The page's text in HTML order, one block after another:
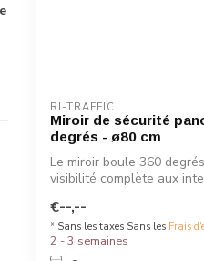
RI-TRAFFIC
Miroir de sécurité
degrés - ø80 cm
Le miroir boule 360
visibilité complète aux
€--,--
* Sans les taxes Sans les Frais
2 - 3 semaines